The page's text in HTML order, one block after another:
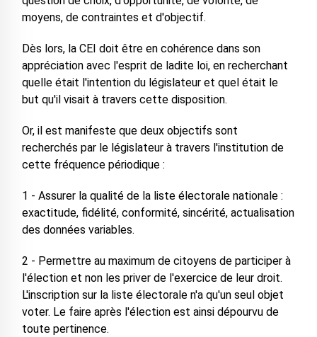
moyens, de contraintes et d'objectif.
Dès lors, la CEI doit être en cohérence dans son
appréciation avec l'esprit de ladite loi, en recherchant
quelle était l'intention du législateur et quel était le
but qu'il visait à travers cette disposition.
Or, il est manifeste que deux objectifs sont
recherchés par le législateur à travers l'institution de
cette fréquence périodique :
1 - Assurer la qualité de la liste électorale nationale :
exactitude, fidélité, conformité, sincérité, actualisation
des données variables.
2 - Permettre au maximum de citoyens de participer à
l'élection et non les priver de l'exercice de leur droit.
L'inscription sur la liste électorale n'a qu'un seul objet
voter. Le faire après l'élection est ainsi dépourvu de
toute pertinence.